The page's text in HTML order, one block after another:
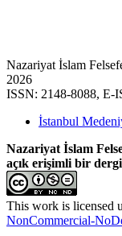
Nazariyat İslam
2026
ISSN: 2148-8088, E-
İstanbul
Nazariyat İslam
açık erişimli bir
This work is licensed
NonCommercial-